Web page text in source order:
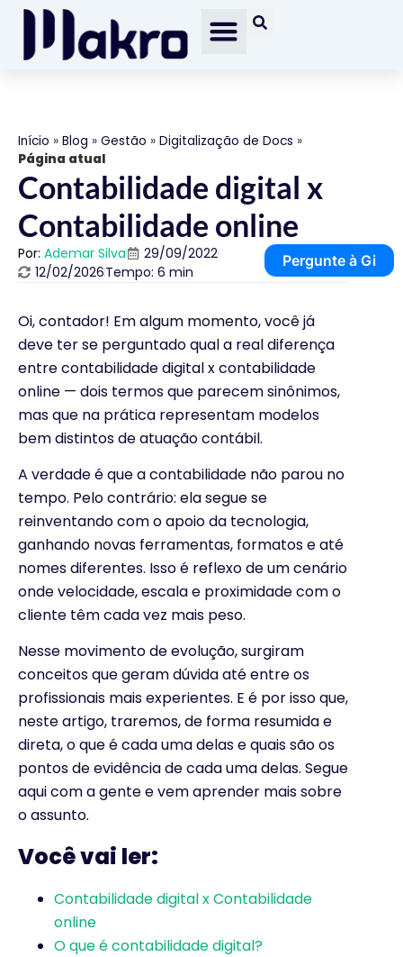
Início » Blog » Gestão » Digitalização de Docs »
Página atual
Contabilidade digital x
Contabilidade online
Por: Ademar Silva
29/09/2022
12/02/2026Tempo: 6 min
Pergunte à Gi
Oi, contador! Em algum momento, você já
deve ter se perguntado qual a real diferença
entre contabilidade digital x contabilidade
online — dois termos que parecem sinônimos,
mas que na prática representam modelos
bem distintos de atuação contábil.
A verdade é que a contabilidade não parou no
tempo. Pelo contrário: ela segue se
reinventando com o apoio da tecnologia,
ganhando novas ferramentas, formatos e até
nomes diferentes. Isso é reflexo de um cenário
onde velocidade, escala e proximidade com o
cliente têm cada vez mais peso.
Nesse movimento de evolução, surgiram
conceitos que geram dúvida até entre os
profissionais mais experientes. E é por isso que,
neste artigo, traremos, de forma resumida e
direta, o que é cada uma delas e quais são os
pontos de evidência de cada uma delas. Segue
aqui com a gente e vem aprender mais sobre
o assunto.
Você vai ler:
Contabilidade digital x Contabilidade
online
O que é contabilidade digital?